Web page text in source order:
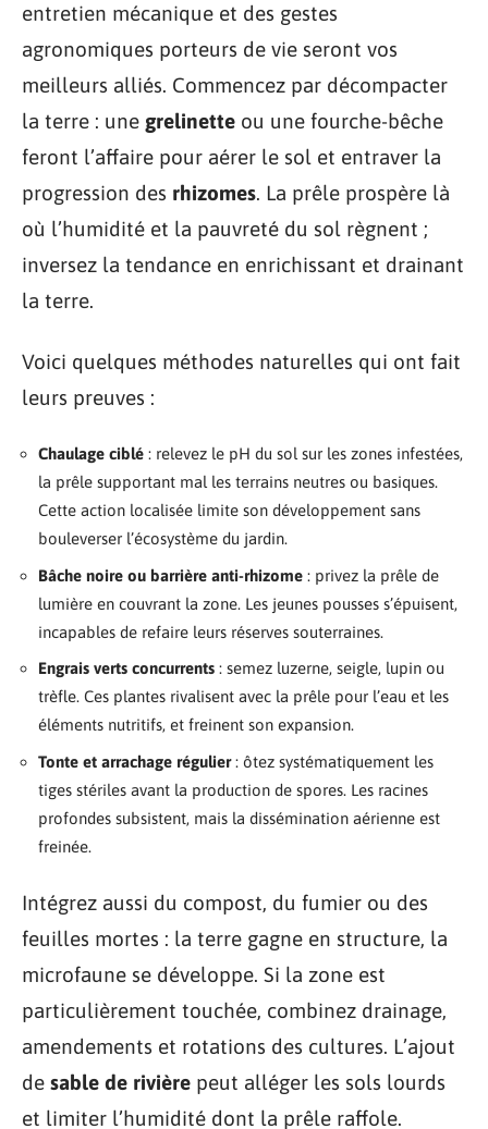
entretien mécanique et des gestes
agronomiques porteurs de vie seront vos
meilleurs alliés. Commencez par décompacter
la terre : une grelinette ou une fourche-bêche
feront l’affaire pour aérer le sol et entraver la
progression des rhizomes. La prêle prospère là
où l’humidité et la pauvreté du sol règnent ;
inversez la tendance en enrichissant et drainant
la terre.
Voici quelques méthodes naturelles qui ont fait
leurs preuves :
Chaulage ciblé : relevez le pH du sol sur les zones infestées,
la prêle supportant mal les terrains neutres ou basiques.
Cette action localisée limite son développement sans
bouleverser l’écosystème du jardin.
Bâche noire ou barrière anti-rhizome : privez la prêle de
lumière en couvrant la zone. Les jeunes pousses s’épuisent,
incapables de refaire leurs réserves souterraines.
Engrais verts concurrents : semez luzerne, seigle, lupin ou
trèfle. Ces plantes rivalisent avec la prêle pour l’eau et les
éléments nutritifs, et freinent son expansion.
Tonte et arrachage régulier: ôtez systématiquement les
tiges stériles avant la production de spores. Les racines
profondes subsistent, mais la dissémination aérienne est
freinée.
Intégrez aussi du compost, du fumier ou des
feuilles mortes : la terre gagne en structure, la
microfaune se développe. Si la zone est
particulièrement touchée, combinez drainage,
amendements et rotations des cultures. L’ajout
de sable de rivière peut alléger les sols lourds
et limiter l’humidité dont la prêle raffole.